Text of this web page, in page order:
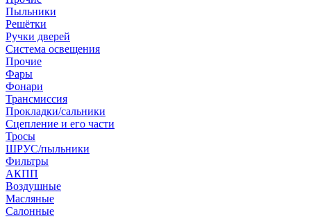
Пыльники
Решётки
Ручки дверей
Система освещения
Прочие
Фары
Фонари
Трансмиссия
Прокладки/сальники
Сцепление и его части
Тросы
ШРУС/пыльники
Фильтры
АКПП
Воздушные
Масляные
Салонные